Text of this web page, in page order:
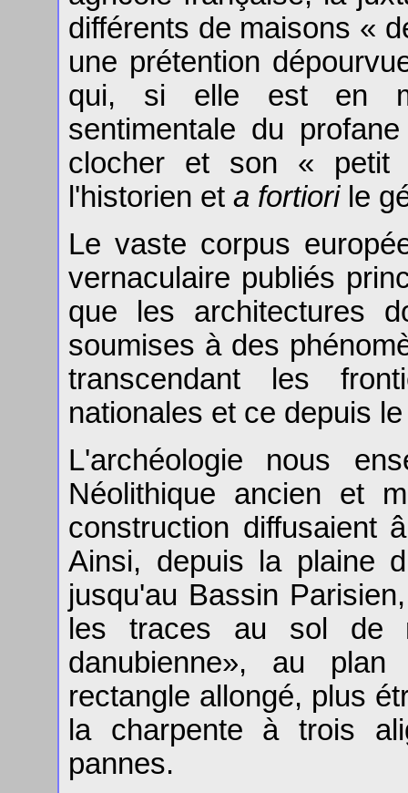
différents de maisons «
une prétention
qui, si elle est en
sentimentale du
clocher et son « petit
l'historien et a fortiorile
Le vaste corpus
vernaculaire publiés
que les architectures
soumises à des
transcendant les
nationales et ce depuis
L'archéologie nous
Néolithique ancien et
construction diffusaient
Ainsi, depuis la plaine
jusqu'au Bassin
les traces au sol de
danubienne», au
rectangle allongé, plus
la charpente à trois
pannes.